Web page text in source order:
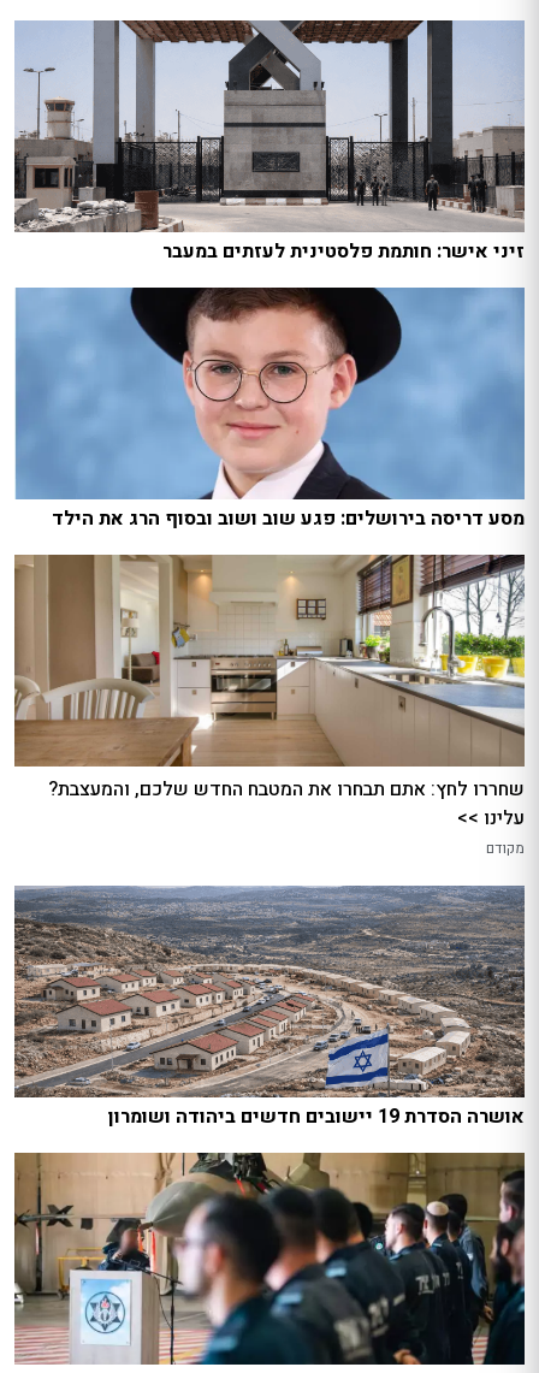
זיני אישר: חותמת פלסטינית לעזתים במעבר
מסע דריסה בירושלים: פגע שוב ושוב ובסוף הרג את הילד
שחררו לחץ: אתם תבחרו את המטבח החדש שלכם, והמעצבת?
עלינו >>
מקודם
אושרה הסדרת 19 יישובים חדשים ביהודה ושומרון